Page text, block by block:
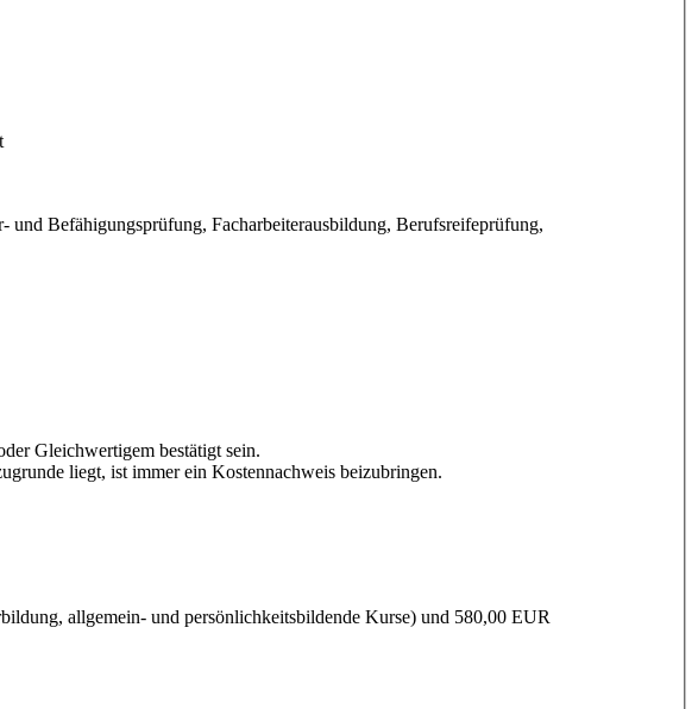
Befähigungsprüfung, Facharbeiterausbildung, Berufsreifeprüfung,
Gleichwertigem bestätigt sein.
liegt, ist immer ein Kostennachweis beizubringen.
allgemein- und persönlichkeitsbildende Kurse) und 580,00 EUR